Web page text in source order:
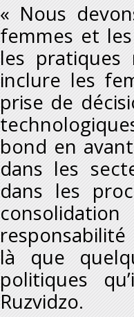
« Nous
femmes et
les pratiques
inclure les
prise de
bond en
dans les
dans les
là que
politiques
Ruzvidzo.